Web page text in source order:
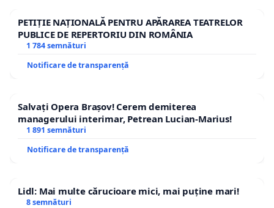
PETIȚIE NAȚIONALĂ PENTRU APĂRAREA TEATRELOR
PUBLICE DE REPERTORIU DIN ROMÂNIA
1 784 semnături
Notificare de transparență
Salvați Opera Brașov! Cerem demiterea
managerului interimar, Petrean Lucian-Marius!
1 891 semnături
Notificare de transparență
Lidl: Mai multe cărucioare mici, mai puține mari!
8 semnături